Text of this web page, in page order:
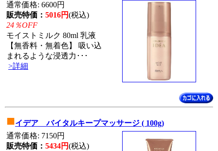
通常価格: 6600円
販売特価： 5016円(税込)
24％OFF
モイストミルク 80ml 乳液
【無香料・無着色】 吸い込
まれるような浸透力･･･
>詳細
■イデア バイタルキープマッサージ ( 100g)
通常価格: 7150円
販売特価： 5434円(税込)